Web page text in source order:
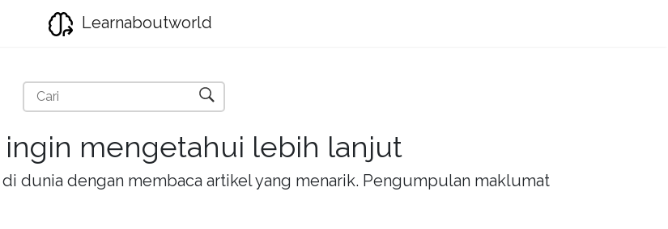
Learnaboutworld
mengetahui lebih lanjut
dunia dengan membaca artikel yang menarik. Pengumpulan maklumat